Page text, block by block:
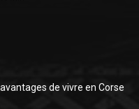
de vivre en Corse